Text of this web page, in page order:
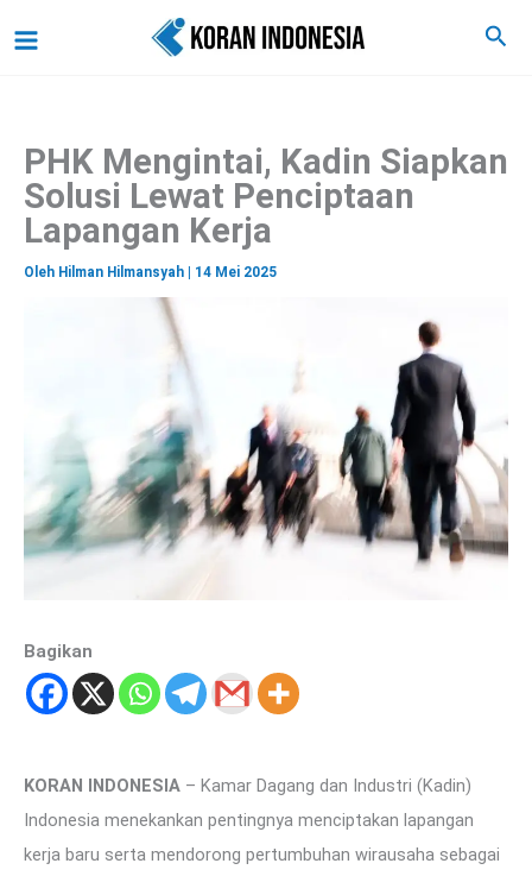
ke
Cari
PHK Mengintai, Kadin Siapkan
Solusi Lewat Penciptaan
Lapangan Kerja
Oleh Hilman Hilmansyah 14 Mei 2025
Bagikan
KORAN INDONESIA – Kamar Dagang dan Industri (Kadin)
Indonesia menekankan pentingnya menciptakan lapangan
kerja baru serta mendorong pertumbuhan wirausaha sebagai
a